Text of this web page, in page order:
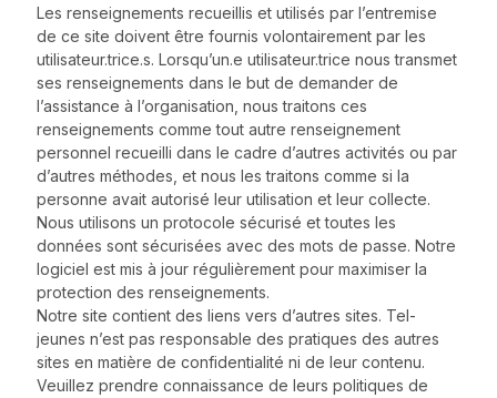
Les renseignements recueillis et utilisés par l’entremise
de ce site doivent être fournis volontairement par les
utilisateur.trice.s. Lorsqu’un.e utilisateur.trice nous transmet
ses renseignements dans le but de demander de
l’assistance à l’organisation, nous traitons ces
renseignements comme tout autre renseignement
personnel recueilli dans le cadre d’autres activités ou par
d’autres méthodes, et nous les traitons comme si la
personne avait autorisé leur utilisation et leur collecte.
Nous utilisons un protocole sécurisé et toutes les
données sont sécurisées avec des mots de passe. Notre
logiciel est mis à jour régulièrement pour maximiser la
protection des renseignements.
Notre site contient des liens vers d’autres sites. Tel-
jeunes n’est pas responsable des pratiques des autres
sites en matière de confidentialité ni de leur contenu.
Veuillez prendre connaissance de leurs politiques de